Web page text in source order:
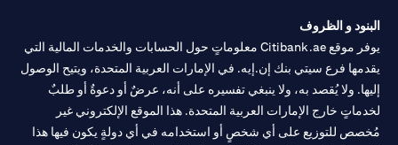
البنود و الظروف
يوفر موقع Citibank.ae معلوماتٍ حول الحسابات والخدمات المالية التي
يقدمها فرع سيتي بنك إن.إيه. في الإمارات العربية المتحدة، ويتيح الوصول
إليها. ولا يُقصد به، ولا ينبغي تفسيره على أنه، عرضٌ أو دعوةٌ أو طلبٌ
لخدماتٍ خارج الإمارات العربية المتحدة. هذا الموقع الإلكتروني غير
مُخصص للتوزيع على أي شخصٍ أو استخدامه في أي دولةٍ يكون فيها هذا